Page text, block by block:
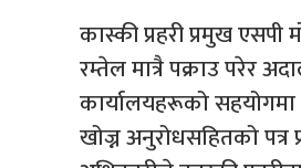
कास्की प्रहरी प्रमुख
रम्तेल मात्रै पक्राउ परेर
कार्यालयहरूको
खोज्न अनुरोधसहितको पत्र